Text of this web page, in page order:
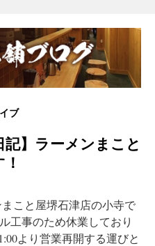
ブ
記】ラーメンまこと
こと屋堺石津店の小寺で
工事のため休業しており
より営業再開する運びと